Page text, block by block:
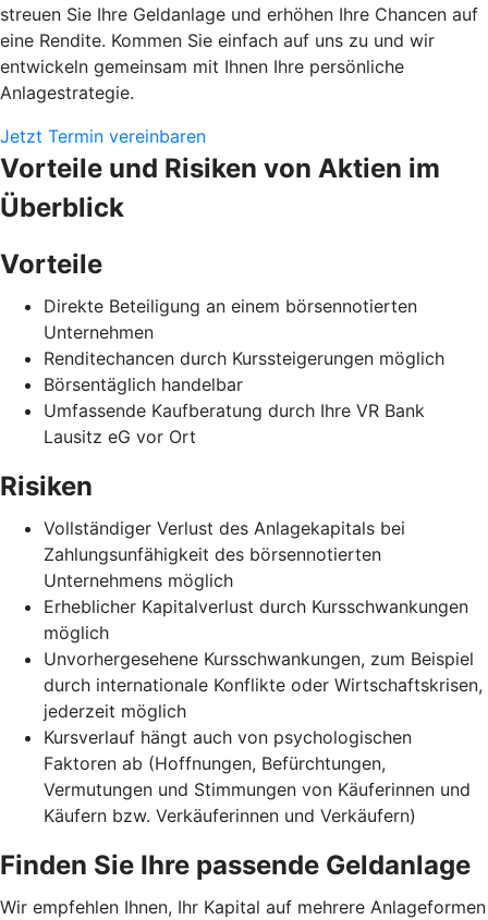
streuen Sie Ihre Geldanlage und erhöhen Ihre Chancen auf
eine Rendite. Kommen Sie einfach auf uns zu und wir
entwickeln gemeinsam mit Ihnen Ihre persönliche
Anlagestrategie.
Jetzt Termin vereinbaren
Vorteile und Risiken von Aktien im
Überblick
Vorteile
Direkte Beteiligung an einem börsennotierten
Unternehmen
Renditechancen durch Kurssteigerungen möglich
Börsentäglich handelbar
Umfassende Kaufberatung durch Ihre VR Bank
Lausitz eG vor Ort
Risiken
Vollständiger Verlust des Anlagekapitals bei
Zahlungsunfähigkeit des börsennotierten
Unternehmens möglich
Erheblicher Kapitalverlust durch Kursschwankungen
möglich
Unvorhergesehene Kursschwankungen, zum Beispiel
durch internationale Konflikte oder Wirtschaftskrisen,
jederzeit möglich
Kursverlauf hängt auch von psychologischen
Faktoren ab (Hoffnungen, Befürchtungen,
Vermutungen und Stimmungen von Käuferinnen und
Käufern bzw. Verkäuferinnen und Verkäufern)
Finden Sie Ihre passende Geldanlage
Wir empfehlen Ihnen, Ihr Kapital auf mehrere Anlageformen